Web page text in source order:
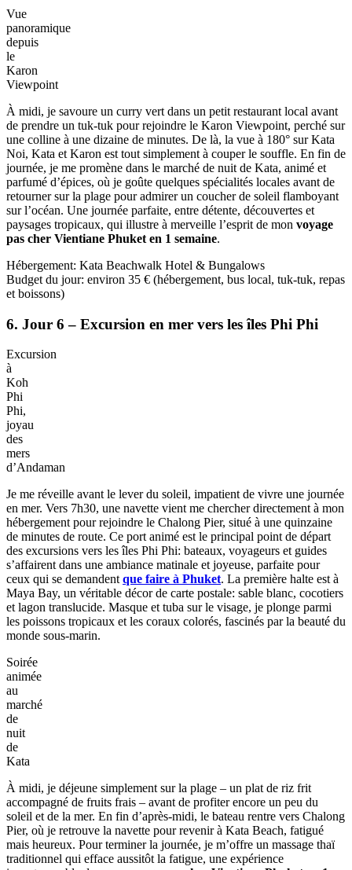
à
Phuket
Ce matin, je quitte la vieille ville de Phuket en bus local, un moyen
simple et économique pour rejoindre la côte ouest. Le trajet
d’environ une heure et demie traverse villages tropicaux, collines
de mon itinéraire Laos Thaïlande pas cher. Je descends à l’arrêt
de Kata Beach, puis je rejoins mon hébergement à pied, à seulement
quelques minutes du bord de mer. En arrivant, je découvre une plage
superbe: sable doré, eau turquoise et ambiance décontractée. Je
passe la matinée à me baigner et à faire un peu de snorkeling près
des rochers, admirant les poissons colorés qui se faufilent dans les
eaux claires. Le décor est digne d’une carte postale, entre lumière
éclatante et atmosphère paisible.
Vue
depuis
le
Karon
de prendre un tuk-tuk pour rejoindre le Karon Viewpoint, perché sur
une colline à une dizaine de minutes. De là, la vue à 180° sur Kata
Noi, Kata et Karon est tout simplement à couper le souffle. En fin de
journée, je me promène dans le marché de nuit de Kata, animé et
parfumé d’épices, où je goûte quelques spécialités locales avant de
retourner sur la plage pour admirer un coucher de soleil flamboyant
sur l’océan. Une journée parfaite, entre détente, découvertes et
paysages tropicaux, qui illustre à merveille l’esprit de mon
pas cher Vientiane Phuket en 1 semaine
Hébergement: Kata Beachwalk Hotel & Bungalows
Budget du jour: environ 35 € (hébergement, bus local, tuk-tuk, repas
et boissons)
6. Jour 6 – Excursion en mer vers les îles Phi Phi
Excursion
à
Koh
Phi
Phi,
des
mers
d’Andaman
Je me réveille avant le lever du soleil, impatient de vivre une journée
en mer. Vers 7h30, une navette vient me chercher directement à mon
hébergement pour rejoindre le Chalong Pier, situé à une quinzaine
de minutes de route. Ce port animé est le principal point de départ
des excursions vers les îles Phi Phi: bateaux, voyageurs et guides
s’affairent dans une ambiance matinale et joyeuse, parfaite pour
ceux qui se demandentque faire à Phuket. La première halte est à
Maya Bay, un véritable décor de carte postale: sable blanc, cocotiers
et lagon translucide. Masque et tuba sur le visage, je plonge parmi
les poissons tropicaux et les coraux colorés, fascinés par la beauté du
monde sous-marin.